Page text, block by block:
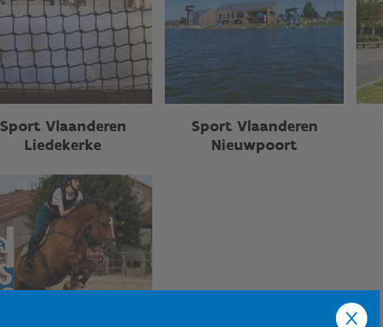
Sport Vlaanderen
Liedekerke
Sport Vlaanderen
Nieuwpoort